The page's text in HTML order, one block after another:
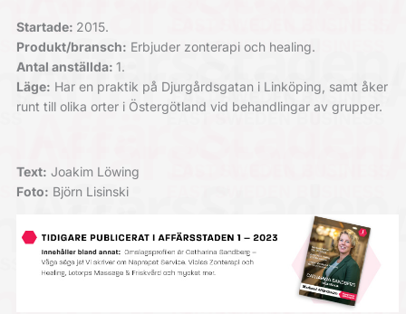
Startade: 2015.
Produkt/bransch: Erbjuder zonterapi och healing.
Antal anställda: 1.
Läge: Har en praktik på Djurgårdsgatan i Linköping, samt åker
runt till olika orter i Östergötland vid behandlingar av grupper.
Text: Joakim Löwing
Foto: Björn Lisinski